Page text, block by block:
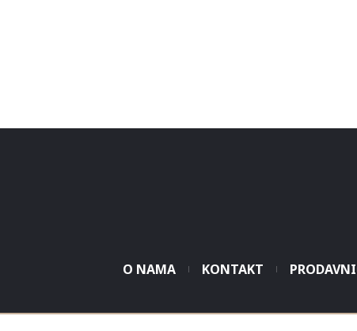
O NAMA KONTAKT